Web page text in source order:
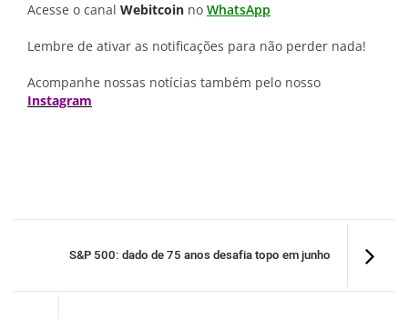
Acesse o canal Webitcoin no WhatsApp
Lembre de ativar as notificações para não perder nada!
Acompanhe nossas notícias também pelo nosso
Instagram
S&P 500: dado de 75 anos desafia topo em junho